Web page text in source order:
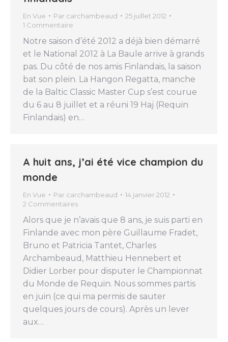
En Vue Par carchambeaud
25 juillet 2012
1 Commentaire
Notre saison d’été 2012 a déjà bien démarré
et le National 2012 à La Baule arrive à grands
pas. Du côté de nos amis Finlandais, la saison
bat son plein. La Hangon Regatta, manche
de la Baltic Classic Master Cup s’est courue
du 6 au 8 juillet et a réuni 19 Haj (Requin
Finlandais) en…
A huit ans, j’ai été vice champion du
monde
En Vue Par carchambeaud
14 janvier 2012
2 Commentaires
Alors que je n’avais que 8 ans, je suis parti en
Finlande avec mon père Guillaume Fradet,
Bruno et Patricia Tantet, Charles
Archambeaud, Matthieu Hennebert et
Didier Lorber pour disputer le Championnat
du Monde de Requin. Nous sommes partis
en juin (ce qui ma permis de sauter
quelques jours de cours). Après un lever
aux…